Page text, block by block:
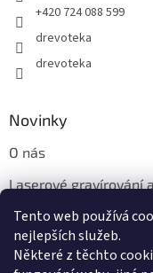
Tento web používá
nejlepších služeb.
Některé z těchto
+420 724 088 599
drevoteka
drevoteka
Novinky
O nás
Laserové gravírování
Proč jíst z přírodních
Volba